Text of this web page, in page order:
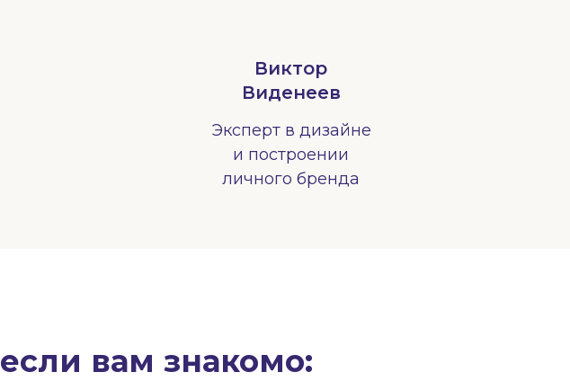
Эксперт в дизайне
и построении
личного бренда
Виктор
Виденеев
если вам знакомо: